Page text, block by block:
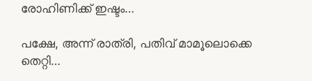
രോഹിണിക്ക് ഇഷ്ടം…
പക്ഷേ, അന്ന് രാത്രി, പതിവ് മാമൂലൊക്കെ
തെറ്റി…